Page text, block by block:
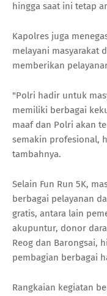
hingga saat ini tetap
Kapolres juga
melayani masyarakat
memberikan
"Polri hadir untuk
memiliki berbagai
maaf dan Polri akan
semakin profesional,
tambahnya.
Selain Fun Run 5K,
berbagai pelayanan
gratis, antara lain
akupuntur, donor
Reog dan Barongsai,
pembagian berbagai
Rangkaian kegiatan